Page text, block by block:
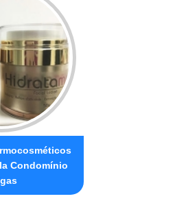
Condomínio